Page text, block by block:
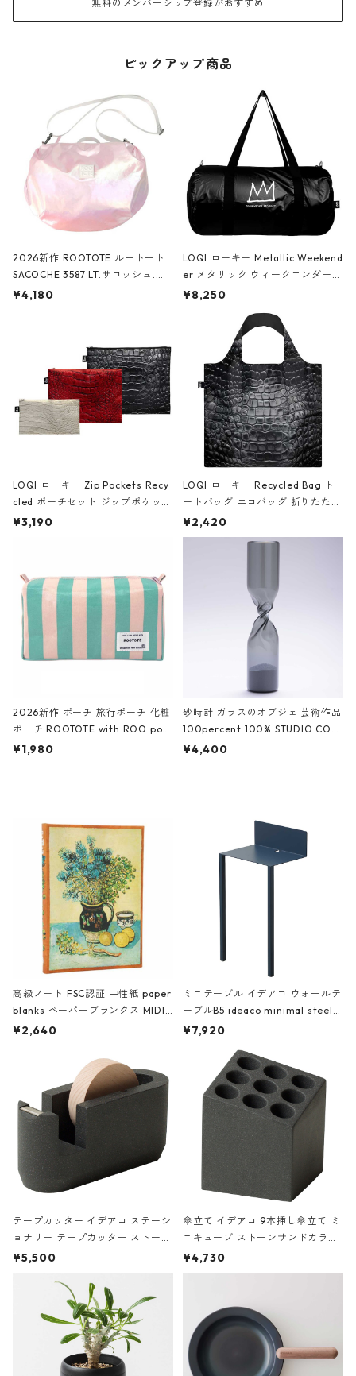
無料のメンバーシップ登録がおすすめ
ピックアップ商品
2026新作 ROOTOTE ルートート
SACOCHE 3587 LT.サコッシュ.ル
ミエ-B ショルダーバッグ グロスピ
¥4,180
LOQI ローキー Metallic Weekend
er メタリック ウィークエンダー
ボストンバッグ ショルダーバッグ
Black ジャン=ミッシェル・バスキ
ア/クラウン ブラック
¥8,250
LOQI ローキー Zip Pockets Recy
cled ポーチセット ジップポケット
ファスナーポーチ 撥水加工 トラベ
ーガンディー、オフホワイト
¥3,190
LOQI ローキー Recycled Bag ト
ートバッグ エコバッグ 折りたたみ
大きめ 撥水加工 収納ポーチ CRO
CODILE/Black クロコダイル/ブラ
¥2,420
2026新作 ポーチ 旅行ポーチ 化粧
ポーチ ROOTOTE with ROO pou
ch 3532 ルートート WR.ポーチ.ラ
¥1,980
砂時計 ガラスのオブジェ 芸術作品
100percent 100% STUDIO COH
AKU Timeless 100パーセント ス
¥4,400
高級ノート FSC認証 中性紙 paper
blanks ペーパーブランクス MIDI
ハードカバー 罫線 ヴァン・ゴッホ
¥2,640
ミニテーブル イデアコ ウォールテ
ーブルB5 ideaco minimal steel f
urniture WALL Table B5 ネイビー
¥7,920
テープカッター イデアコ ステーシ
ョナリー テープカッター ストーン
サンドカラー 石調 ideaco Station
¥5,500
傘立て イデアコ 9本挿し傘立て ミ
ニキューブ ストーンサンドカラー
石調 ideaco Umbrella Stand CUB
E ストーンサンドブラック
¥4,730